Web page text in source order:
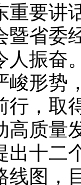
重要讲
暨省委
人振奋
峻形势
行，取
高质量
出十二
线图，